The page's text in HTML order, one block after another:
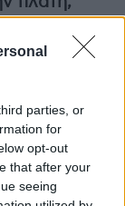
parties, or
for
opt-out
that after your
seeing
από
μερικές
να
άλλα